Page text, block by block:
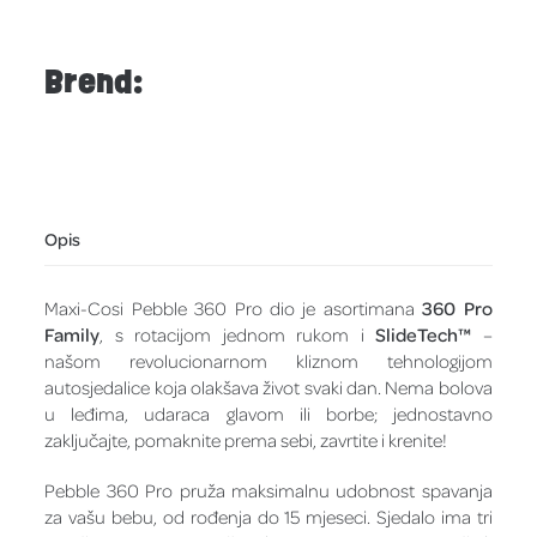
Brend:
Opis
Maxi-Cosi Pebble 360 Pro dio je asortimana360 Pro
Family, s rotacijom jednom rukom iSlideTech™ –
našom revolucionarnom kliznom tehnologijom
autosjedalice koja olakšava život svaki dan. Nema bolova
u leđima, udaraca glavom ili borbe; jednostavno
zaključajte, pomaknite prema sebi, zavrtite i krenite!
Pebble 360 Pro pruža maksimalnu udobnost spavanja
za vašu bebu, od rođenja do 15 mjeseci. Sjedalo ima tri